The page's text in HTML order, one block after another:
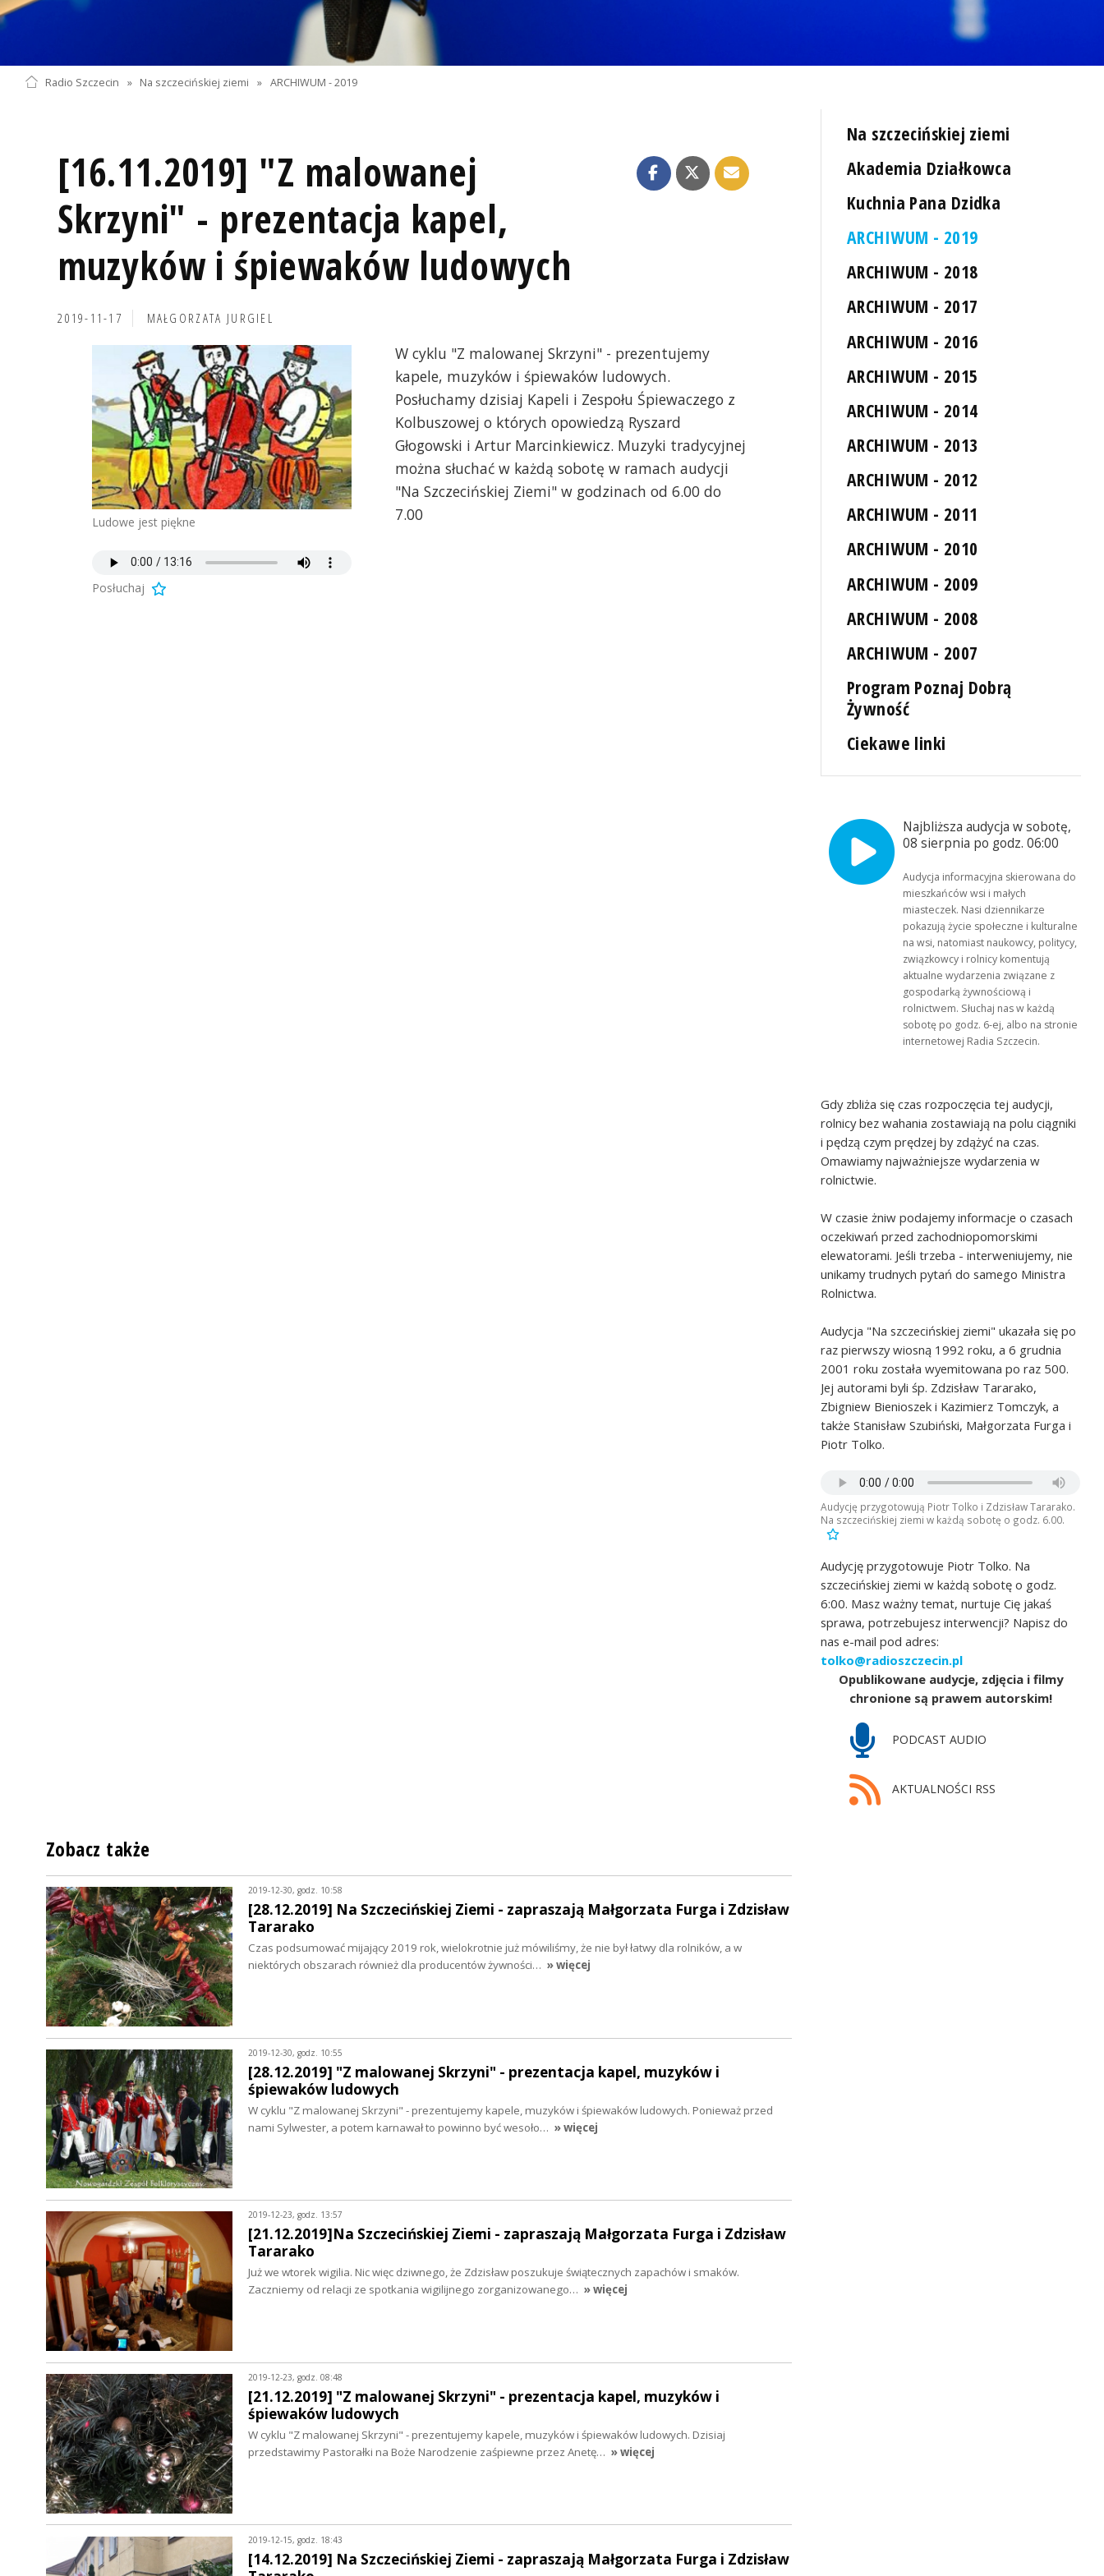
Radio Szczecin » Na szczecińskiej ziemi » ARCHIWUM - 2019
[16.11.2019] "Z malowanej
Skrzyni" - prezentacja kapel,
muzyków i śpiewaków ludowych
2019-11-17 MAŁGORZATA JURGIEL
Ludowe jest piękne
Posłuchaj
W cyklu "Z malowanej Skrzyni" - prezentujemy
kapele, muzyków i śpiewaków ludowych.
Posłuchamy dzisiaj Kapeli i Zespołu Śpiewaczego z
Kolbuszowej o których opowiedzą Ryszard
Głogowski i Artur Marcinkiewicz. Muzyki tradycyjnej
można słuchać w każdą sobotę w ramach audycji
"Na Szczecińskiej Ziemi" w godzinach od 6.00 do
7.00
Na szczecińskiej ziemi
Akademia Działkowca
Kuchnia Pana Dzidka
ARCHIWUM - 2019
ARCHIWUM - 2018
ARCHIWUM - 2017
ARCHIWUM - 2016
ARCHIWUM - 2015
ARCHIWUM - 2014
ARCHIWUM - 2013
ARCHIWUM - 2012
ARCHIWUM - 2011
ARCHIWUM - 2010
ARCHIWUM - 2009
ARCHIWUM - 2008
ARCHIWUM - 2007
Program Poznaj Dobrą
Żywność
Ciekawe linki
Najbliższa audycja w sobotę,
08 sierpnia po godz. 06:00
Audycja informacyjna skierowana do
mieszkańców wsi i małych
miasteczek. Nasi dziennikarze
pokazują życie społeczne i kulturalne
na wsi, natomiast naukowcy, politycy,
związkowcy i rolnicy komentują
aktualne wydarzenia związane z
gospodarką żywnościową i
rolnictwem. Słuchaj nas w każdą
sobotę po godz. 6-ej, albo na stronie
internetowej Radia Szczecin.
Gdy zbliża się czas rozpoczęcia tej audycji,
rolnicy bez wahania zostawiają na polu ciągniki
i pędzą czym prędzej by zdążyć na czas.
Omawiamy najważniejsze wydarzenia w
rolnictwie.
W czasie żniw podajemy informacje o czasach
oczekiwań przed zachodniopomorskimi
elewatorami. Jeśli trzeba - interweniujemy, nie
unikamy trudnych pytań do samego Ministra
Rolnictwa.
Audycja "Na szczecińskiej ziemi" ukazała się po
raz pierwszy wiosną 1992 roku, a 6 grudnia
2001 roku została wyemitowana po raz 500.
Jej autorami byli śp. Zdzisław Tararako,
Zbigniew Bienioszek i Kazimierz Tomczyk, a
także Stanisław Szubiński, Małgorzata Furga i
Piotr Tolko.
Audycję przygotowują Piotr Tolko i Zdzisław Tararako.
Na szczecińskiej ziemi w każdą sobotę o godz. 6.00.
Audycję przygotowuje Piotr Tolko. Na
szczecińskiej ziemi w każdą sobotę o godz.
6:00. Masz ważny temat, nurtuje Cię jakaś
sprawa, potrzebujesz interwencji? Napisz do
nas e-mail pod adres:
tolko@radioszczecin.pl
Opublikowane audycje, zdjęcia i filmy
chronione są prawem autorskim!
PODCAST AUDIO
AKTUALNOŚCI RSS
Zobacz także
2019-12-30, godz. 10:58
[28.12.2019] Na Szczecińskiej Ziemi - zapraszają Małgorzata Furga i Zdzisław
Tararako
Czas podsumować mijający 2019 rok, wielokrotnie już mówiliśmy, że nie był łatwy dla rolników, a w
niektórych obszarach również dla producentów żywności… » więcej
2019-12-30, godz. 10:55
[28.12.2019] "Z malowanej Skrzyni" - prezentacja kapel, muzyków i
śpiewaków ludowych
W cyklu "Z malowanej Skrzyni" - prezentujemy kapele, muzyków i śpiewaków ludowych. Ponieważ przed
nami Sylwester, a potem karnawał to powinno być wesoło… » więcej
2019-12-23, godz. 13:57
[21.12.2019]Na Szczecińskiej Ziemi - zapraszają Małgorzata Furga i Zdzisław
Tararako
Już we wtorek wigilia. Nic więc dziwnego, że Zdzisław poszukuje świątecznych zapachów i smaków.
Zaczniemy od relacji ze spotkania wigilijnego zorganizowanego… » więcej
2019-12-23, godz. 08:48
[21.12.2019] "Z malowanej Skrzyni" - prezentacja kapel, muzyków i
śpiewaków ludowych
W cyklu "Z malowanej Skrzyni" - prezentujemy kapele, muzyków i śpiewaków ludowych. Dzisiaj
przedstawimy Pastorałki na Boże Narodzenie zaśpiewne przez Anetę… » więcej
2019-12-15, godz. 18:43
[14.12.2019] Na Szczecińskiej Ziemi - zapraszają Małgorzata Furga i Zdzisław